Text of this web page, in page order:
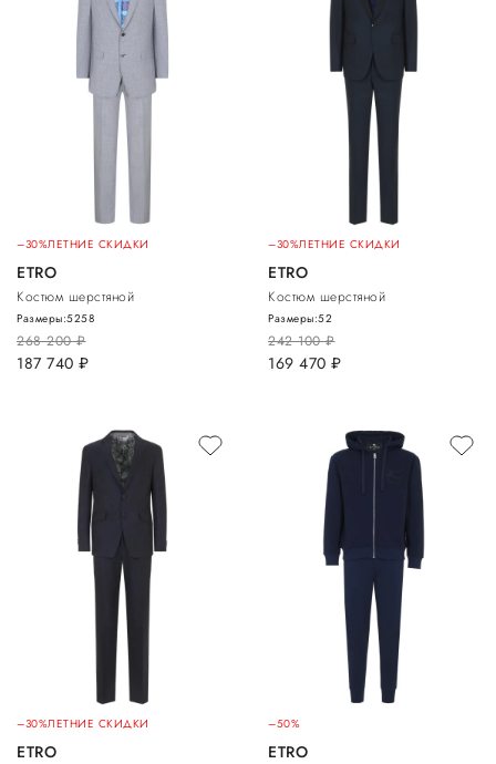
–30%ЛЕТНИЕ СКИДКИ
ETRO
Костюм шерстяной
268 200руб.
187 740 руб.
Размеры:5258
–30%ЛЕТНИЕ СКИДКИ
ETRO
Костюм шерстяной
242 100руб.
169 470 руб.
Размеры:52
–30%ЛЕТНИЕ СКИДКИ
ETRO
–50%
ETRO